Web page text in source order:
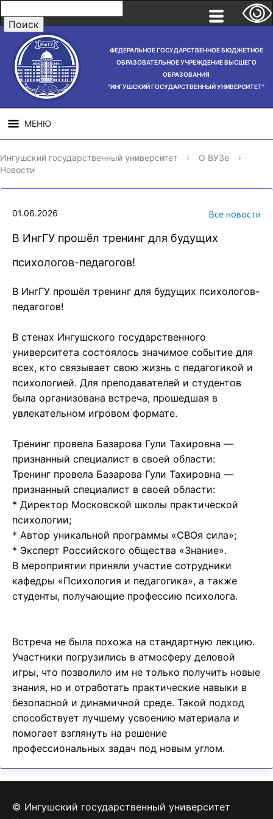
ФЕДЕРАЛЬНОЕ ГОСУДАРСТВЕННОЕ БЮДЖЕТНОЕ
ОБРАЗОВАТЕЛЬНОЕ УЧРЕЖДЕНИЕ ВЫСШЕГО
ОБРАЗОВАНИЯ
"ИНГУШСКИЙ ГОСУДАРСТВЕННЫЙ УНИВЕРСИТЕТ"
МЕНЮ
СВЕДЕНИЯ ОБ
ОБРАЗОВАТЕЛЬНОЙ
НАУЧНАЯ
ДЕЯТЕЛЬНОСТЬ
Ингушский государственный университет › О ВУЗе
›
Новости
01.06.2026 Все новости
В ИнгГУ прошёл тренинг для будущих
психологов-педагогов!
В ИнгГУ прошёл тренинг для будущих психологов-
педагогов!
В стенах Ингушского государственного
университета состоялось значимое событие для
всех, кто связывает свою жизнь с педагогикой и
психологией. Для преподавателей и студентов
была организована встреча, прошедшая в
увлекательном игровом формате.
Тренинг провела Базарова Гули Тахировна —
признанный специалист в своей области:
Тренинг провела Базарова Гули Тахировна —
признанный специалист в своей области:
* Директор Московской школы практической
психологии;
* Автор уникальной программы «СВОя сила»;
* Эксперт Российского общества «Знание».
В мероприятии приняли участие сотрудники
кафедры «Психология и педагогика», а также
студенты, получающие профессию психолога.
Встреча не была похожа на стандартную лекцию.
Участники погрузились в атмосферу деловой
игры, что позволило им не только получить новые
знания, но и отработать практические навыки в
безопасной и динамичной среде. Такой подход
способствует лучшему усвоению материала и
помогает взглянуть на решение
профессиональных задач под новым углом.
© Ингушский государственный университет